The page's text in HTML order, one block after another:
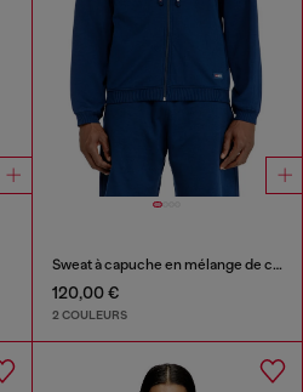
Sweat à capuche en mélange de coton gratté
120,00 €
2 COULEURS